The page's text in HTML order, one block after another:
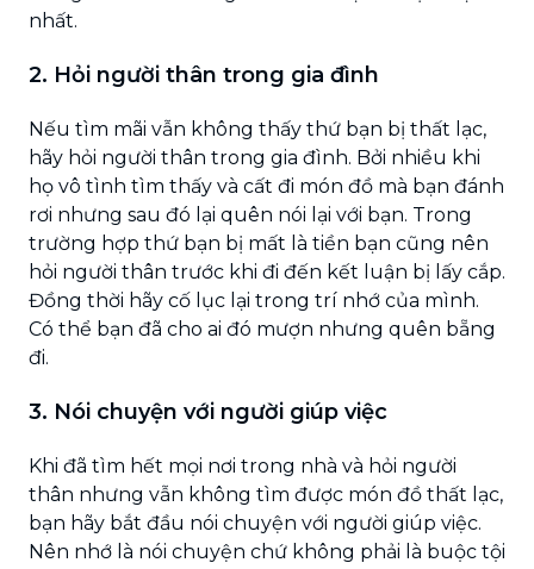
nhất.
2. Hỏi người thân trong gia đình
Nếu tìm mãi vẫn không thấy thứ bạn bị thất lạc,
hãy hỏi người thân trong gia đình. Bởi nhiều khi
họ vô tình tìm thấy và cất đi món đồ mà bạn đánh
rơi nhưng sau đó lại quên nói lại với bạn. Trong
trường hợp thứ bạn bị mất là tiền bạn cũng nên
hỏi người thân trước khi đi đến kết luận bị lấy cắp.
Đồng thời hãy cố lục lại trong trí nhớ của mình.
Có thể bạn đã cho ai đó mượn nhưng quên bẵng
đi.
3. Nói chuyện với người giúp việc
Khi đã tìm hết mọi nơi trong nhà và hỏi người
thân nhưng vẫn không tìm được món đồ thất lạc,
bạn hãy bắt đầu nói chuyện với người giúp việc.
Nên nhớ là nói chuyện chứ không phải là buộc tội